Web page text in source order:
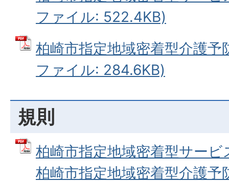
ファイル: 522.4KB)
柏崎市指定地域密着型介護予
ファイル: 284.6KB)
規則
柏崎市指定地域密着型サー
柏崎市指定地域密着型介護